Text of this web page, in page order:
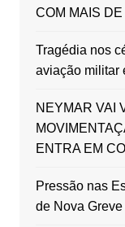
COM MAIS
Tragédia nos
aviação militar
NEYMAR VAI
ENTRA EM
Pressão nas
de Nova